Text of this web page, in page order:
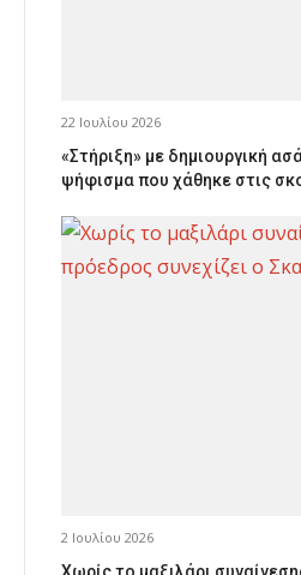
22 Ιουλίου 2026
«Στήριξη» με δημιουργική
ψήφισμα που χάθηκε στις
2 Ιουλίου 2026
Χωρίς το μαξιλάρι